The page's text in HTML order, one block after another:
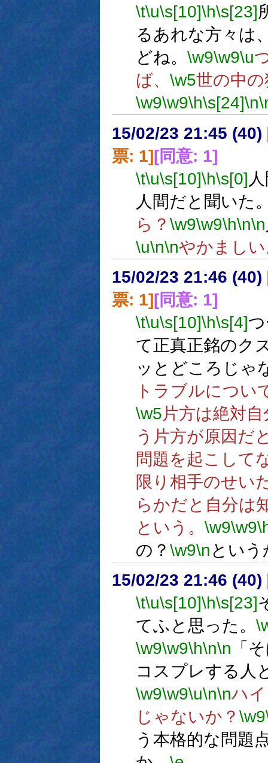
\t\u\s[10]\h\s[23]
るあれな方々は
どね。 \w9\w9\u
ば、 \w5世の中
\w9\w9\h\s[24]\n
15/02/23 21:45 (40)
票: 1][同意: 1]
\t\u\s[10]\h\s[0]
人間だと聞いた
ら？ \w9\w9\h\n\n
\u\n\nやかまし
15/02/23 21:46 (40)
票: 1][同意: 1]
\t\u\s[10]\h\s[4]
て正真正銘のク
ッとどころじゃ
トラブルについ
\w5片方は絶対
う片方が原因だ
問題を起こして
限り相手のせい
らかだと自分は
という。 \w9\w9
の？ \w9\n とい
15/02/23 21:46 (40)
\t\u\s[10]\h\s[23]
てふと思った。
\w9\w9\h\n\n 「
コスプレする人
\w9\w9\u\n\nハ
じゃないか？ \w9
う本格的な問題